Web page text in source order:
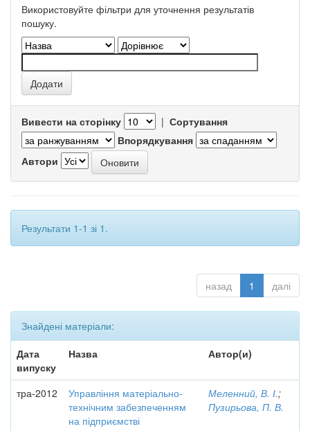
Використовуйте фільтри для уточнення результатів
пошуку.
Вивести на сторінку | Сортування
Впорядкування
Автори
Результати 1-1 зі 1.
назад 1 далі
Знайдені матеріали:
Дата
випуску
Назва Автор(и)
тра-2012
Управління матеріально-
технічним забезпеченням
на підприємстві
Меленний, В. І.;
Пузирьова, П. В.